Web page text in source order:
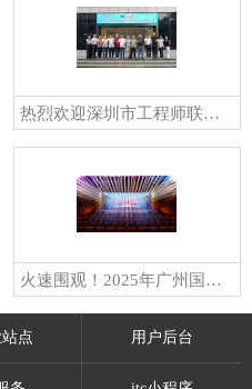
热烈欢迎深圳市工程师联合会学术委员会专家一行莅临itc参观指导！
火速围观！2025年广州国际专业灯光、音响展览会即将盛大开幕，itc展会亮点抢先看→
点 用户后台